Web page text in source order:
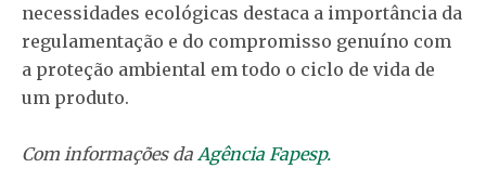
necessidades ecológicas destaca a importância da
regulamentação e do compromisso genuíno com
a proteção ambiental em todo o ciclo de vida de
um produto.
Com informações da Agência Fapesp.